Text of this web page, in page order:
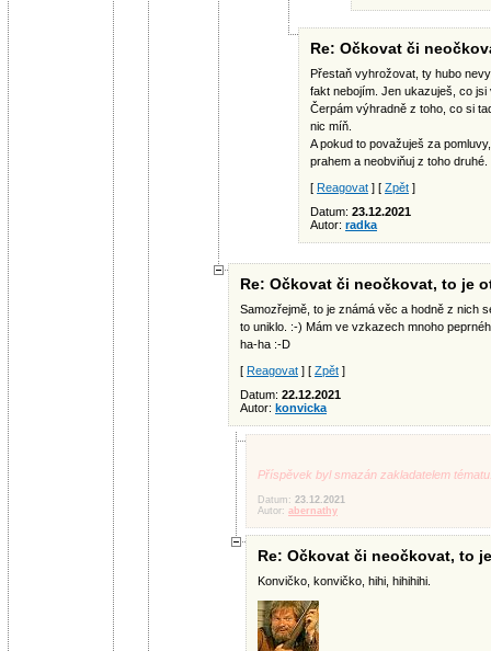
Re: Očkovat či
Přestaň vyhrožovat, ty hubo
fakt nebojím. Jen ukazuješ, co jsi
Čerpám výhradně z toho, co si
nic míň.
A pokud to považuješ za
prahem a neobviňuj z toho druhé.
[ Reagovat ] [ Zpět ]
Datum: 23.12.2021
Autor: radka
Re: Očkovat či neočkovat, to je
Samozřejmě, to je známá věc a hodně z nich
to uniklo. :-) Mám ve vzkazech mnoho
ha-ha :-D
[ Reagovat ] [ Zpět ]
Datum: 22.12.2021
Autor: konvicka
Příspěvek byl smazán zakladatelem
Datum: 23.12.2021
Autor: abernathy
Re: Očkovat či neočkovat, to
Konvičko, konvičko, hihi, hihihihi.